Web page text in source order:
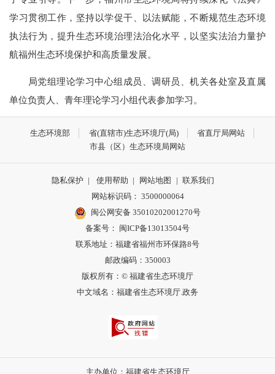
学习贯彻工作，坚持以学促干、以法赋能，不断规范生态环境
执法行为，提升生态环境治理法治化水平，以坚实法治力量护
航福州生态环境保护和高质量发展。
局党组理论学习中心组成员、调研员、机关各处室及直属
单位负责人、青年理论学习小组代表参加学习。
生态环境部 省(直辖市)生态环境厅(局)
省直厅局网站
市县（区）生态环境局网站
隐私保护 | 使用帮助 | 网站地图 | 联系我们
网站标识码： 3500000064
闽公网安备 35010202001270号
备案号： 闽ICP备13013504号
联系地址：福建省福州市环保路8号
邮政编码：350003
版权所有：© 福建省生态环境厅
中文域名：福建省生态环境厅.政务
主办单位：福建省生态环境厅